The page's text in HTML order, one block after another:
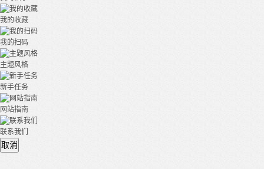
我的收藏
我的扫码
主题风格
新手任务
网站指南
联系我们
取消